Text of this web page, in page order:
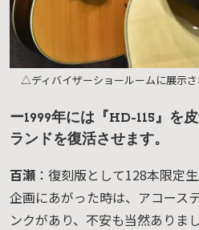
△ディバイザーショールームに展示
ー1999年には『HD-115』を
ランドを復活させます。
百瀬 ：復刻版として128本限定
企画にあがった時は、アコース
ンクがあり、不安も当然ありま